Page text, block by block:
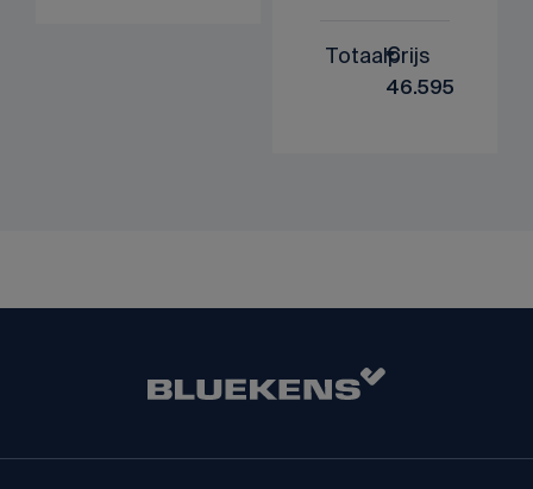
Totaalprijs
€
46.595